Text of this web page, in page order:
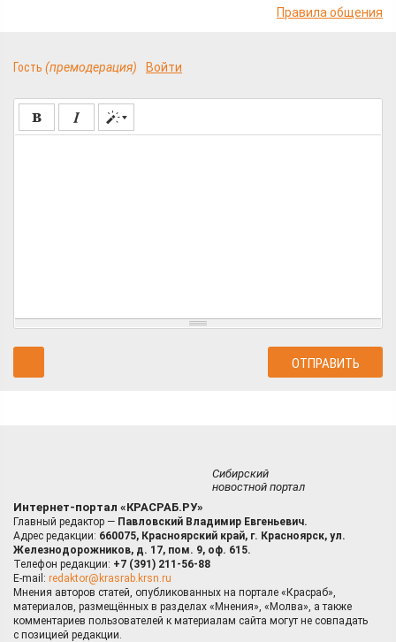
Правила общения
Гость (премодерация) Войти
Сибирский
новостной портал
Интернет-портал «КРАСРАБ.РУ»
Главный редактор — Павловский Владимир Евгеньевич.
Адрес редакции: 660075, Красноярский край, г. Красноярск, ул.
Железнодорожников, д. 17, пом. 9, оф. 615.
Телефон редакции: +7 (391) 211-56-88
E-mail: redaktor@krasrab.krsn.ru
Мнения авторов статей, опубликованных на портале «Красраб»,
материалов, размещённых в разделах «Мнения», «Молва», а также
комментариев пользователей к материалам сайта могут не совпадать
с позицией редакции.